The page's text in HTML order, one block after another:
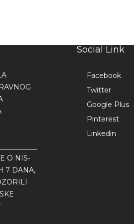
O NIS-
7 DANA,
Social Link
Facebook
Twitter
Google Plus
Pinterest
Linkedin